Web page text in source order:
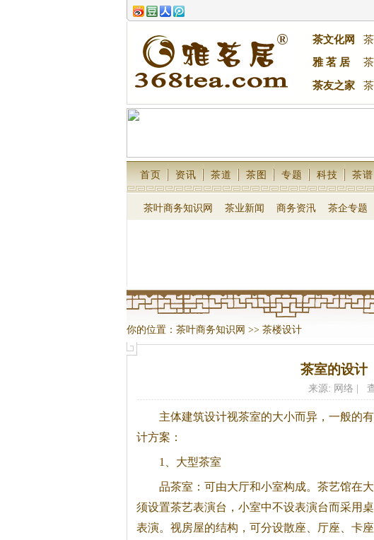
茶文化网
雅 茗 居
茶友之家
首页 资讯 茶道 茶图 专题 科技 茶谱
茶叶商务知识网 茶业新闻 商务资汛 茶企专题
你的位置： 茶叶商务知识网 >> 茶楼设计
茶室的设计
来源: 网络 |
主体建筑设计视茶室的大小而异，一般的
计方案：
1、大型茶室
品茶室：可由大厅和小室构成。茶艺馆在
须设置茶艺表演台，小室中不设表演台而采用
表演。视房屋的结构，可分设散座、厅座、卡